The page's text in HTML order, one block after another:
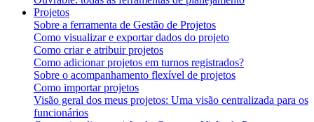
Projetos
Sobre a ferramenta de Gestão de Projetos
Como visualizar e exportar dados do projeto
Como criar e atribuir projetos
Como adicionar projetos em turnos registrados?
Sobre o acompanhamento flexível de projetos
Como importar projetos
Visão geral dos meus projetos: Uma visão centralizada para os
funcionários